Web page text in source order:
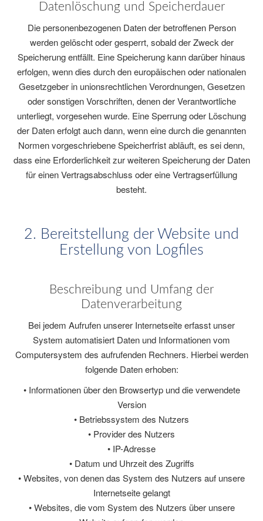
Datenlöschung und Speicherdauer
Die personenbezogenen Daten der betroffenen Person
werden gelöscht oder gesperrt, sobald der Zweck der
Speicherung entfällt. Eine Speicherung kann darüber hinaus
erfolgen, wenn dies durch den europäischen oder nationalen
Gesetzgeber in unionsrechtlichen Verordnungen, Gesetzen
oder sonstigen Vorschriften, denen der Verantwortliche
unterliegt, vorgesehen wurde. Eine Sperrung oder Löschung
der Daten erfolgt auch dann, wenn eine durch die genannten
Normen vorgeschriebene Speicherfrist abläuft, es sei denn,
dass eine Erforderlichkeit zur weiteren Speicherung der Daten
für einen Vertragsabschluss oder eine Vertragserfüllung
besteht.
2. Bereitstellung der Website und
Erstellung von Logfiles
Beschreibung und Umfang der
Datenverarbeitung
Bei jedem Aufrufen unserer Internetseite erfasst unser
System automatisiert Daten und Informationen vom
Computersystem des aufrufenden Rechners. Hierbei werden
folgende Daten erhoben:
• Informationen über den Browsertyp und die verwendete
Version
• Betriebssystem des Nutzers
• Provider des Nutzers
• IP-Adresse
• Datum und Uhrzeit des Zugriffs
• Websites, von denen das System des Nutzers auf unsere
Internetseite gelangt
• Websites, die vom System des Nutzers über unsere